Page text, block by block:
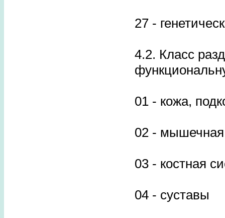
27 -
4.2. Класс
01 - кожа,
02 -
03 - костная
04 - суставы